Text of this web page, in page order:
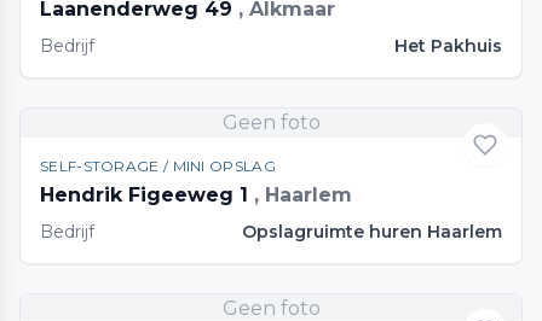
Laanenderweg 49 , Alkmaar
Bedrijf Het Pakhuis
Geen foto
SELF-STORAGE / MINI OPSLAG
Hendrik Figeeweg 1 , Haarlem
Bedrijf Opslagruimte huren Haarlem
Geen foto